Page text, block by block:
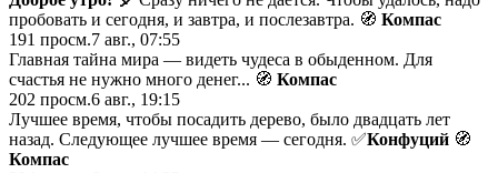
пробовать и сегодня, и завтра, и послезавтра. 🧭 Компас
191 просм.7 авг., 07:55
Главная тайна мира — видеть чудеса в обыденном. Для
счастья не нужно много денег... 🧭 Компас
202 просм.6 авг., 19:15
Лучшее время, чтобы посадить дерево, было двадцать лет
назад. Следующее лучшее время — сегодня. ✅Конфуций 🧭
Компас